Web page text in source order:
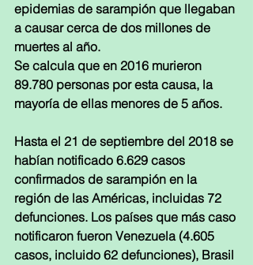
epidemias de sarampión que llegaban
a causar cerca de dos millones de
muertes al año.
Se calcula que en 2016 murieron
89.780 personas por esta causa, la
mayoría de ellas menores de 5 años.
Hasta el 21 de septiembre del 2018 se
habían notificado 6.629 casos
confirmados de sarampión en la
región de las Américas, incluidas 72
defunciones. Los países que más caso
notificaron fueron Venezuela (4.605
casos, incluido 62 defunciones), Brasil